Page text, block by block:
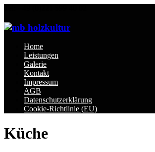
Home
Leistungen
Galerie
Kontakt
Impressum
AGB
Datenschutzerklärung
Cookie-Richtlinie (EU)
Küche